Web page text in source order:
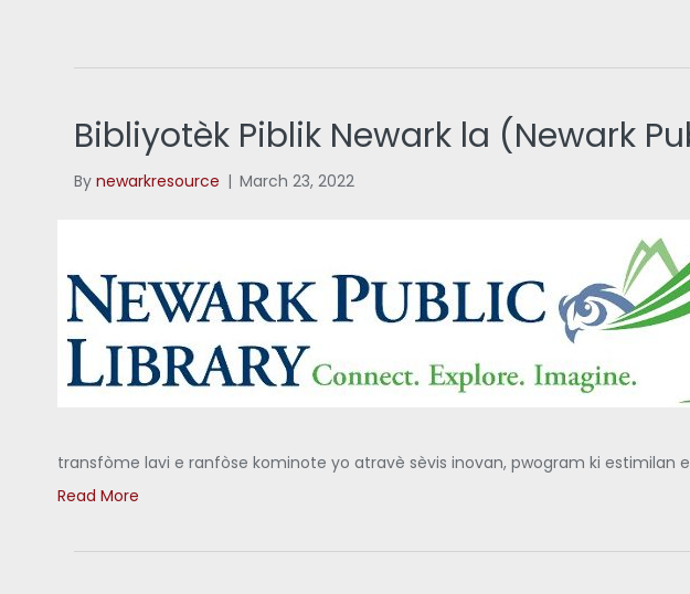
Bibliyotèk Piblik Newark la (Newark
Bynewarkresource | March 23, 2022
transfòme lavi e ranfòse kominote yo atravè sèvis inovan, pwogram ki estimilan
Read More